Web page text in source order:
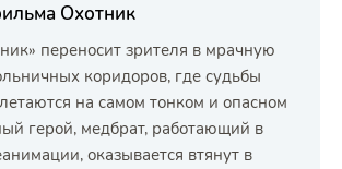
Охотник
переносит зрителя в мрачную
коридоров, где судьбы
на самом тонком и опасном
герой, медбрат, работающий в
оказывается втянут в